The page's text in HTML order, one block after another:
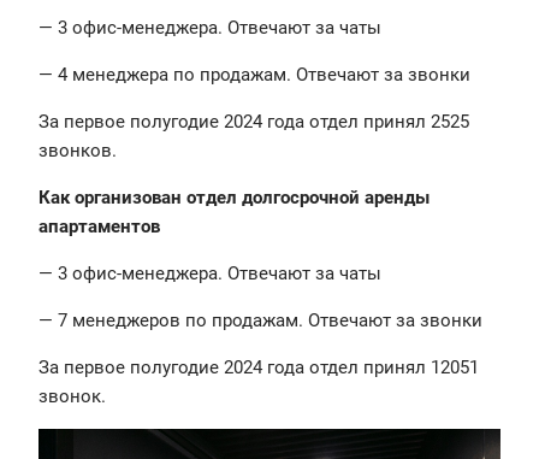
— 3 офис-менеджера. Отвечают за чаты
— 4 менеджера по продажам. Отвечают за звонки
За первое полугодие 2024 года отдел принял 2525
звонков.
Как организован отдел долгосрочной аренды
апартаментов
— 3 офис-менеджера. Отвечают за чаты
— 7 менеджеров по продажам. Отвечают за звонки
За первое полугодие 2024 года отдел принял 12051
звонок.